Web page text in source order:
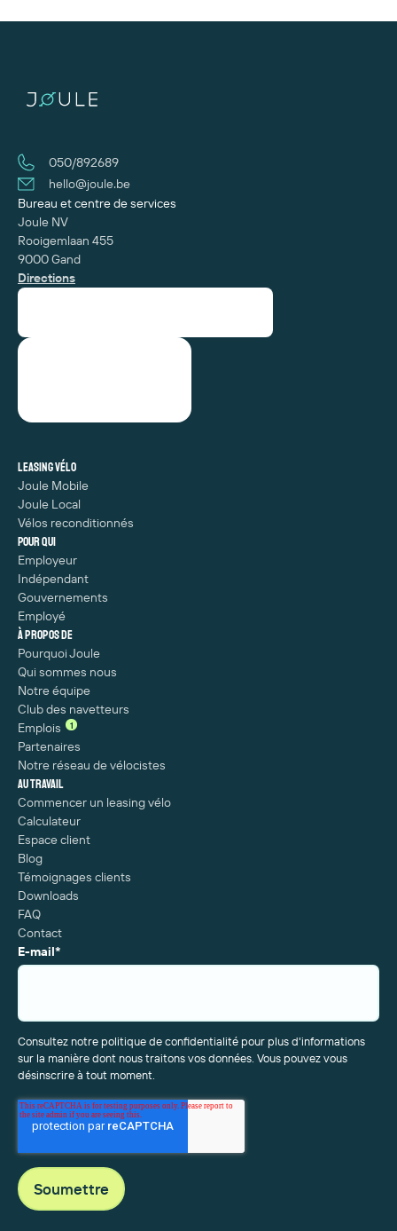
050/892689
hello@joule.be
Bureau et centre de services
Joule NV
Rooigemlaan 455
9000 Gand
Directions
Leasing vélo
Joule Mobile
Joule Local
Vélos reconditionnés
Pour qui
Employeur
Indépendant
Gouvernements
Employé
À propos de
Pourquoi Joule
Qui sommes nous
Notre équipe
Club des navetteurs
Emplois
1
Partenaires
Notre réseau de vélocistes
Au travail
Commencer un leasing vélo
Calculateur
Espace client
Blog
Témoignages clients
Downloads
FAQ
Contact
E-mail*
Consultez notre politique de confidentialité pour plus d'informations
sur la manière dont nous traitons vos données. Vous pouvez vous
désinscrire à tout moment.